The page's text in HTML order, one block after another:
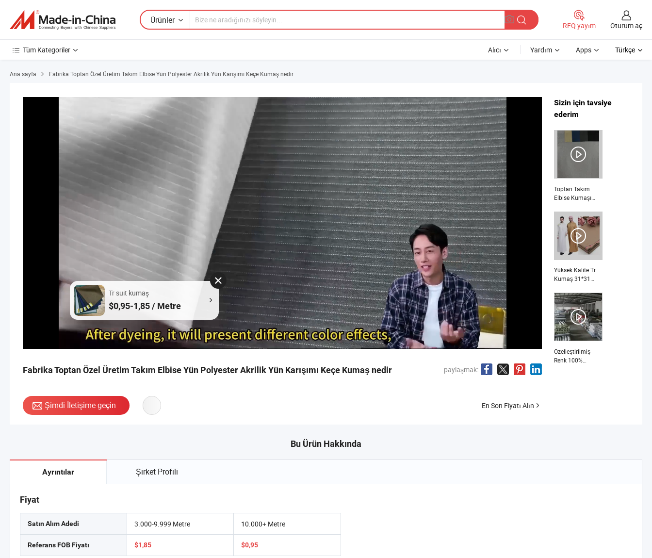
Ürünler
RFQ yayım Oturum aç
Tüm Kategoriler Alıcı Yardım Apps Türkçe
Ana sayfa Fabrika Toptan Özel Üretim Takım Elbise Yün Polyester Akrilik Yün Karışımı Keçe Kumaş nedir
Tr suit kumaş
$0,95-1,85 / Metre
Sizin için tavsiye
ederim
Toptan Takım
Elbise Kumaşı
Malzemeleri
Kaşmir Kumaş
İngiliz Kenarları ile
nedir
Yüksek Kalite Tr
Kumaş 31*31
Kumaşlar nedir
Özelleştirilmiş
Renk 100%
Fabrika Toptan Özel Üretim Takım Elbise Yün Polyester Akrilik Yün Karışımı Keçe Kumaş nedir paylaşmak:
Şimdi İletişime geçin En Son Fiyatı Alın
Bu Ürün Hakkında
Ayrıntılar Şirket Profili
Fiyat
Satın Alım Adedi
Referans FOB Fiyatı
3.000-9.999 Metre
$1,85
10.000+ Metre
$0,95